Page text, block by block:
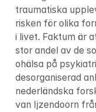
traumatiska
risken för olika
i livet. Faktum är
stor andel av de
ohälsa på
desorganiserad
nederländska
van Ijzendoorn